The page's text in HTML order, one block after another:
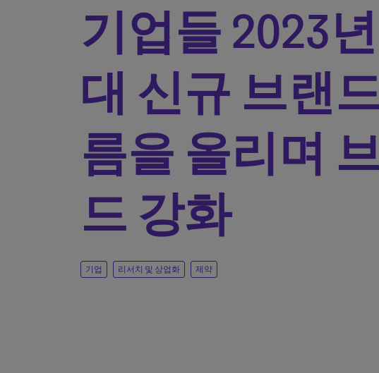
기업들 2023
대 신규 브랜
름을 올리며
드 강화
기업 리서치 및 상업화 제약